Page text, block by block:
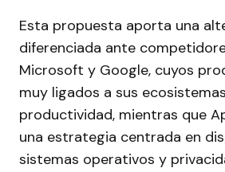
Esta propuesta aporta una
diferenciada ante
Microsoft y Google, cuyos
muy ligados a sus
productividad, mientras que
una estrategia centrada en
sistemas operativos y